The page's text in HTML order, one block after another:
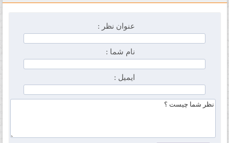
عنوان نظر :
نام شما :
ایمیل :